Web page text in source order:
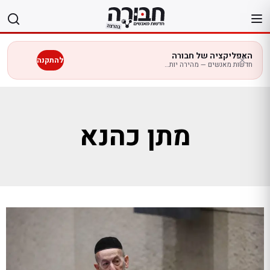
לתוכן
האפליקציה של חבורה
חדשות מאנשים — מהירה יותר בנייד להתקנה
מתן כהנא